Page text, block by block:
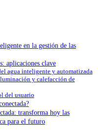
en la gestión de las
aplicaciones clave
agua inteligente y automatizada
y calefacción de
del usuario
transforma hoy las
para el futuro